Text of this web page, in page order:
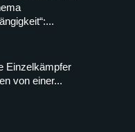
Einzelkämpfer
von einer...